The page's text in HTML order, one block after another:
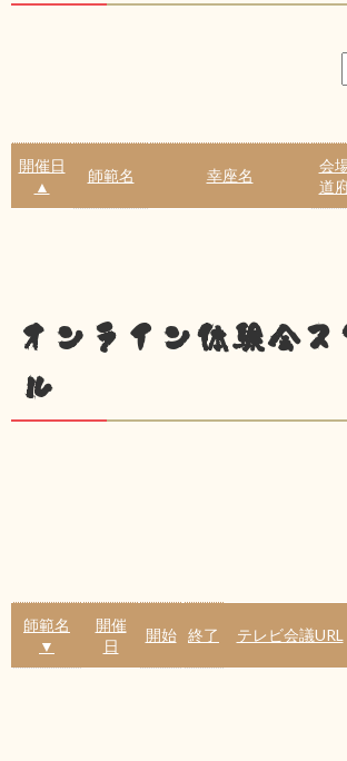
開催日
▲
師範名 幸座名
会
道
オンライン体験会
ル
師範名
▼
開催
日
開始 終了 テレビ会議URL